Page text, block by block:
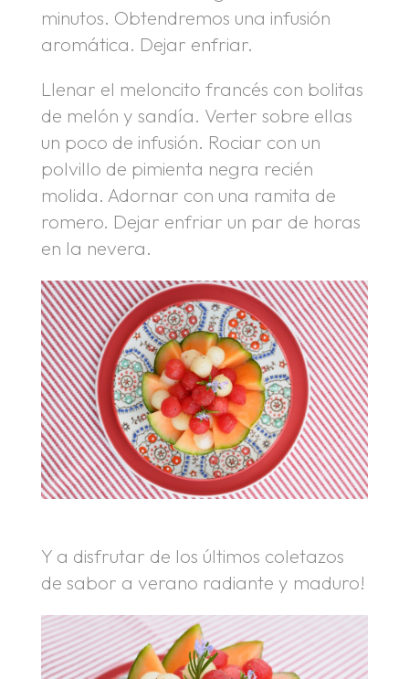
minutos. Obtendremos una infusión
aromática. Dejar enfriar.
Llenar el meloncito francés con bolitas
de melón y sandía. Verter sobre ellas
un poco de infusión. Rociar con un
polvillo de pimienta negra recién
molida. Adornar con una ramita de
romero. Dejar enfriar un par de horas
en la nevera.
Y a disfrutar de los últimos coletazos
de sabor a verano radiante y maduro!